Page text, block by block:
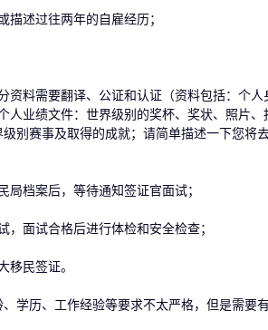
述过往两年的自雇经历；
料需要翻译、公证和认证（资料包括：个人
人业绩文件：世界级别的奖杯、奖状、照片
别赛事及取得的成就；请简单描述一下您将
档案后，等待通知签证官面试；
面试合格后进行体检和安全检查；
民签证。
历、工作经验等要求不太严格，但是需要